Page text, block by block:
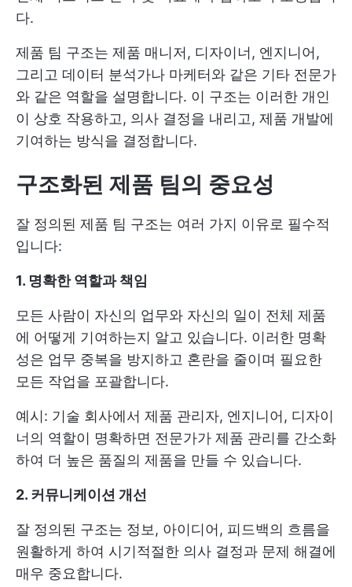
다.
제품 팀 구조는 제품 매니저, 디자이너, 엔지니어,
그리고 데이터 분석가나 마케터와 같은 기타 전문가
와 같은 역할을 설명합니다. 이 구조는 이러한 개인
이 상호 작용하고, 의사 결정을 내리고, 제품 개발에
기여하는 방식을 결정합니다.
구조화된 제품 팀의 중요성
잘 정의된 제품 팀 구조는 여러 가지 이유로 필수적
입니다:
1. 명확한 역할과 책임
모든 사람이 자신의 업무와 자신의 일이 전체 제품
에 어떻게 기여하는지 알고 있습니다. 이러한 명확
성은 업무 중복을 방지하고 혼란을 줄이며 필요한
모든 작업을 포괄합니다.
예시: 기술 회사에서 제품 관리자, 엔지니어, 디자이
너의 역할이 명확하면 전문가가 제품 관리를 간소화
하여 더 높은 품질의 제품을 만들 수 있습니다.
2. 커뮤니케이션 개선
잘 정의된 구조는 정보, 아이디어, 피드백의 흐름을
원활하게 하여 시기적절한 의사 결정과 문제 해결에
매우 중요합니다.